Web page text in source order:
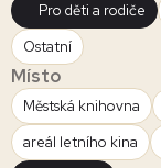
Pro děti a rodiče
Ostatní
Místo
Městská knihovna
areál letního kina